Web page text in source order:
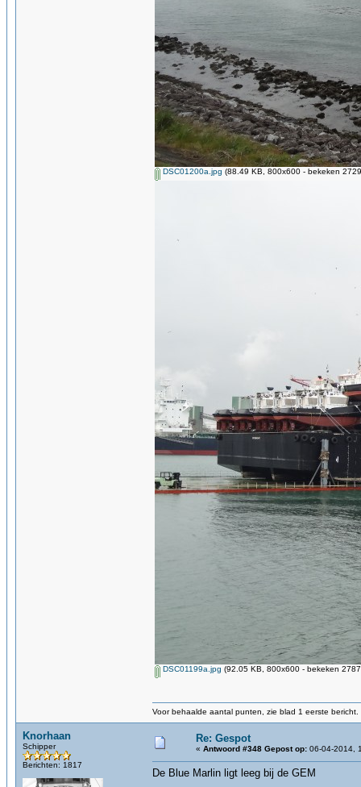
DSC01200a.jpg (88.49 KB, 800x600 - bekeken
DSC01199a.jpg (92.05 KB, 800x600 - bekeken
Voor behaalde aantal punten, zie blad 1 eerste bericht.
Knorhaan
Schipper
Berichten: 1817
Re: Gespot
« Antwoord #348 Gepost op: 06-04-2014,
De Blue Marlin ligt leeg bij de GEM